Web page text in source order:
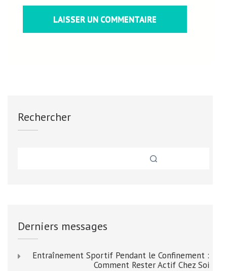
Rechercher
Derniers messages
Entraînement Sportif Pendant le Confinement :
Comment Rester Actif Chez Soi